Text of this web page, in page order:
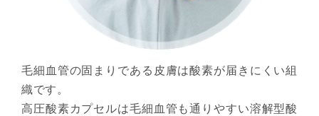
毛細血管の固まりである皮膚は酸素が届きにくい組
織です。
高圧酸素カプセルは毛細血管も通りやすい溶解型酸